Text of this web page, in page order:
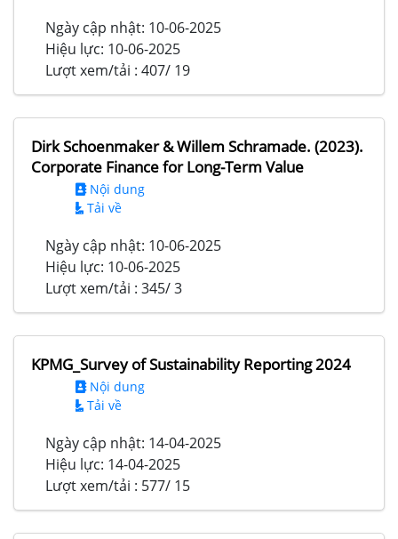
Ngày cập nhật: 10-06-2025
Hiệu lực: 10-06-2025
Lượt xem/tải : 407/ 19
Dirk Schoenmaker & Willem Schramade. (2023).
Corporate Finance for Long-Term Value
Nội dung
Tải về
Ngày cập nhật: 10-06-2025
Hiệu lực: 10-06-2025
Lượt xem/tải : 345/ 3
KPMG_Survey of Sustainability Reporting 2024
Nội dung
Tải về
Ngày cập nhật: 14-04-2025
Hiệu lực: 14-04-2025
Lượt xem/tải : 577/ 15